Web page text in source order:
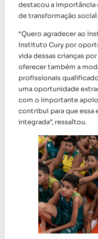
destacou a
de transformação social.
“Quero agradecer ao
Instituto Cury por
vida dessas crianças
oferecer também a
profissionais
uma oportunidade
com o importante
contribui para que essa
integrada”, ressaltou.